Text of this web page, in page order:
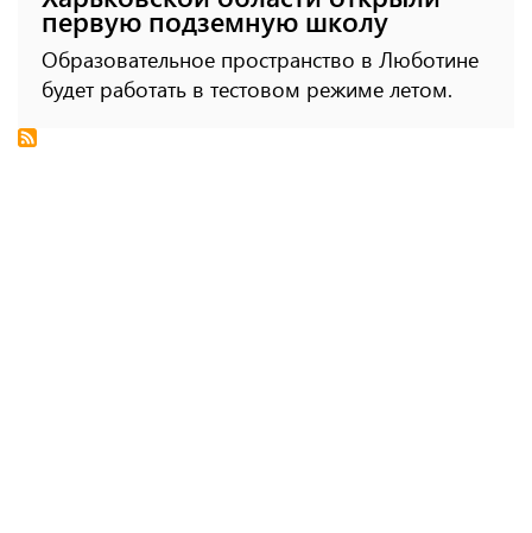
первую подземную школу
Образовательное пространство в Люботине
будет работать в тестовом режиме летом.